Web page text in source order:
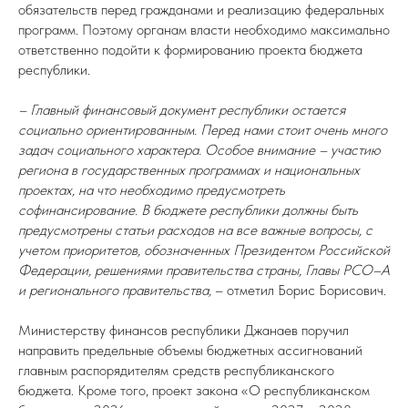
обязательств перед гражданами и реализацию федеральных
программ. Поэтому органам власти необходимо максимально
ответственно подойти к формированию проекта бюджета
республики.
– Главный финансовый документ республики остается
социально ориентированным. Перед нами стоит очень много
задач социального характера. Особое внимание – участию
региона в государственных программах и национальных
проектах, на что необходимо предусмотреть
софинансирование. В бюджете республики должны быть
предусмотрены статьи расходов на все важные вопросы, с
учетом приоритетов, обозначенных Президентом Российской
Федерации, решениями правительства страны, Главы РСО–А
и регионального правительства, – отметил Борис Борисович.
Министерству финансов республики Джанаев поручил
направить предельные объемы бюджетных ассигнований
главным распорядителям средств республиканского
бюджета. Кроме того, проект закона «О республиканском